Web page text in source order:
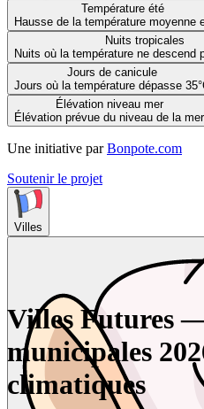
Température été
Hausse de la température moyenne
Nuits tropicales
Nuits où la température ne descend
Jours de canicule
Jours où la température dépasse
Élévation niveau mer
Élévation prévue du niveau de la mer
Une initiative par Bonpote.com
Soutenir le projet
Villes
Villes Futures
municipales
climatiques